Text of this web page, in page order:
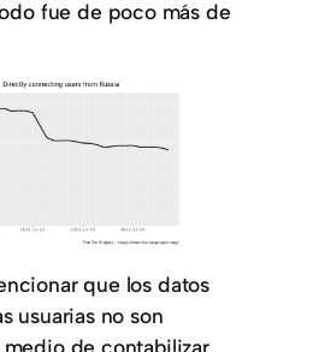
fue de poco más de
que los datos
usuarias no son
de contabilizar